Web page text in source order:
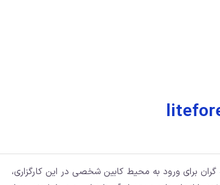
برای ورود به محیط کابین شخصی در این کارگزاری،